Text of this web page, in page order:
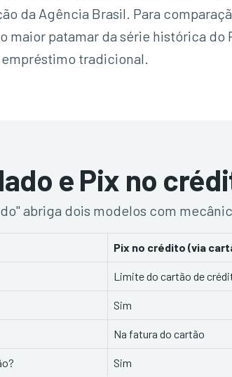
da Agência Brasil. Para
maior patamar da série histórica do
tradicional.
e Pix no
abriga dois modelos com
Pix no crédito (via
Limite do cartão de
Sim
Na fatura do cartão
Sim